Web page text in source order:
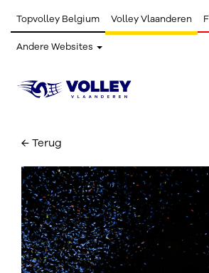
Topvolley Belgium Volley Vlaanderen
Andere Websites
← Terug